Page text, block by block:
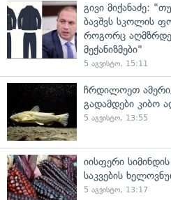
გივი მიქანაძე:
ბავშვს სკოლის
როგორც
მექანიზმები"
5 აგვისტო, 15:11
ჩრდილოეთ
გადამდები კიბო
5 აგვისტო, 13:55
იისფერი
საკვების
5 აგვისტო, 13:17